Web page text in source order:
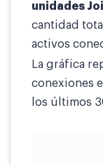
unidades
cantidad
activos
La gráfica
conexiones
los últimos